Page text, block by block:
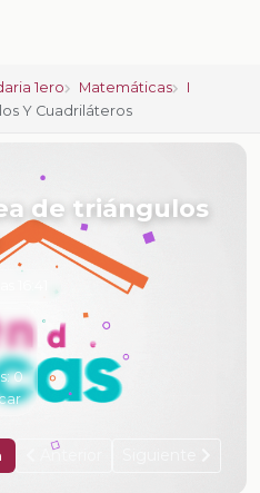
1ero Matemáticas
I
Y Cuadriláteros
de triángulos
16:41
0
Anterior